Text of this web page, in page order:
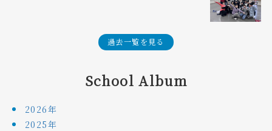
過去一覧を見る
School Album
2026年
2025年